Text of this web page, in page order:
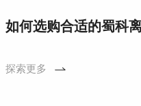
如何选购合适的蜀科
探索更多